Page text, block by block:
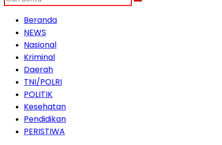
Beranda
NEWS
Nasional
Kriminal
Daerah
TNI/POLRI
POLITIK
Kesehatan
Pendidikan
PERISTIWA